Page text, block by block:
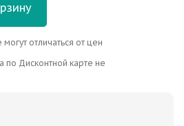
отличаться от цен
по Дисконтной карте не